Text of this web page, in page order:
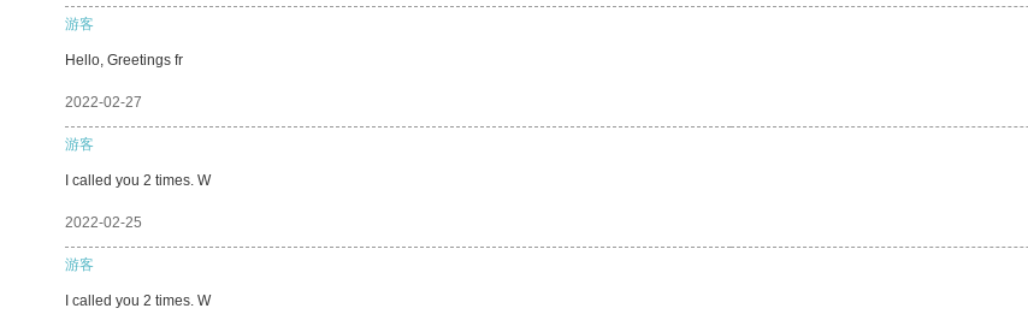
游客
Hello, Greetings fr
2022-02-27
游客
I called you 2 times. W
2022-02-25
游客
I called you 2 times. W